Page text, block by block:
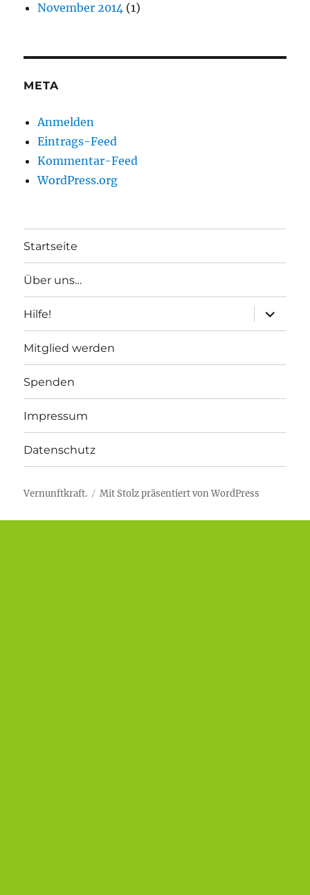
November 2014 (1)
META
Anmelden
Eintrags-Feed
Kommentar-Feed
WordPress.org
Startseite
Über uns…
Hilfe!
anzeigen
Mitglied werden
Spenden
Impressum
Datenschutz
Vernunftkraft. Mit Stolz präsentiert von WordPress